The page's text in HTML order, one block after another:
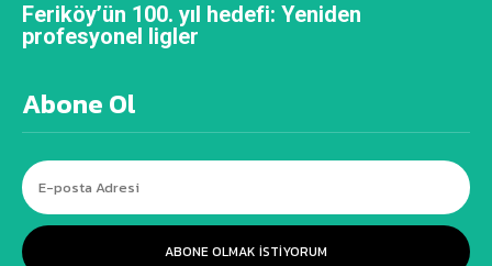
Feriköy’ün 100. yıl hedefi: Yeniden
profesyonel ligler
Abone Ol
ABONE OLMAK ISTIYORUM